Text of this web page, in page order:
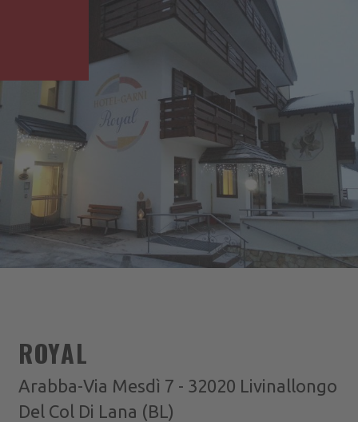
ROYAL
Arabba-Via Mesdì 7 - 32020 Livinallongo
Del Col Di Lana (BL)